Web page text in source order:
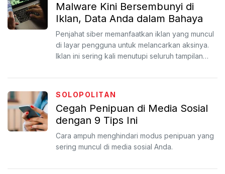
Malware Kini Bersembunyi di
Iklan, Data Anda dalam Bahaya
Penjahat siber memanfaatkan iklan yang muncul
di layar pengguna untuk melancarkan aksinya.
Iklan ini sering kali menutupi seluruh tampilan
SOLOPOLITAN
Cegah Penipuan di Media Sosial
dengan 9 Tips Ini
Cara ampuh menghindari modus penipuan yang
sering muncul di media sosial Anda.